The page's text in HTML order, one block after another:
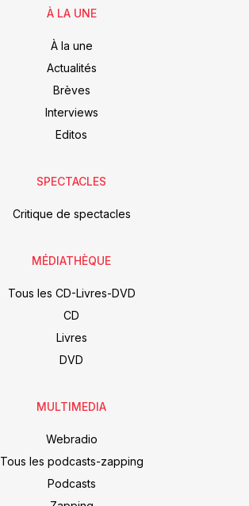
À LA UNE
À la une
Actualités
Brèves
Interviews
Editos
SPECTACLES
Critique de spectacles
MÉDIATHÈQUE
Tous les CD-Livres-DVD
CD
Livres
DVD
MULTIMEDIA
Webradio
Tous les podcasts-zapping
Podcasts